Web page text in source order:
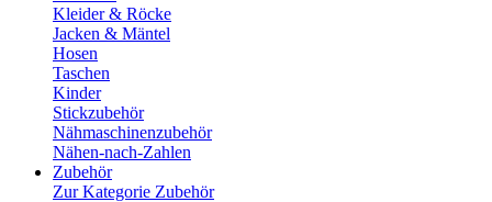
Kleider & Röcke
Jacken & Mäntel
Hosen
Taschen
Kinder
Stickzubehör
Nähmaschinenzubehör
Nähen-nach-Zahlen
Zubehör
Zur Kategorie Zubehör